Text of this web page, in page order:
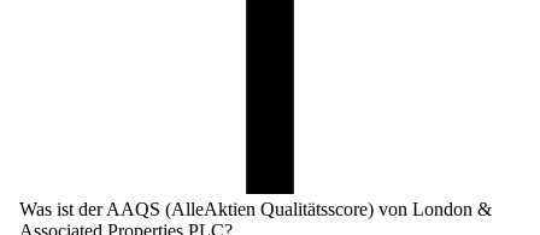
Was ist der AAQS (AlleAktien Qualitätsscore) von London &